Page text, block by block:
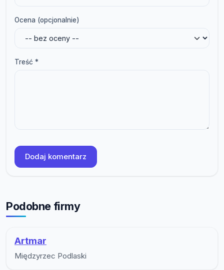
Ocena (opcjonalnie)
Treść *
Dodaj komentarz
Podobne firmy
Artmar
Międzyrzec Podlaski